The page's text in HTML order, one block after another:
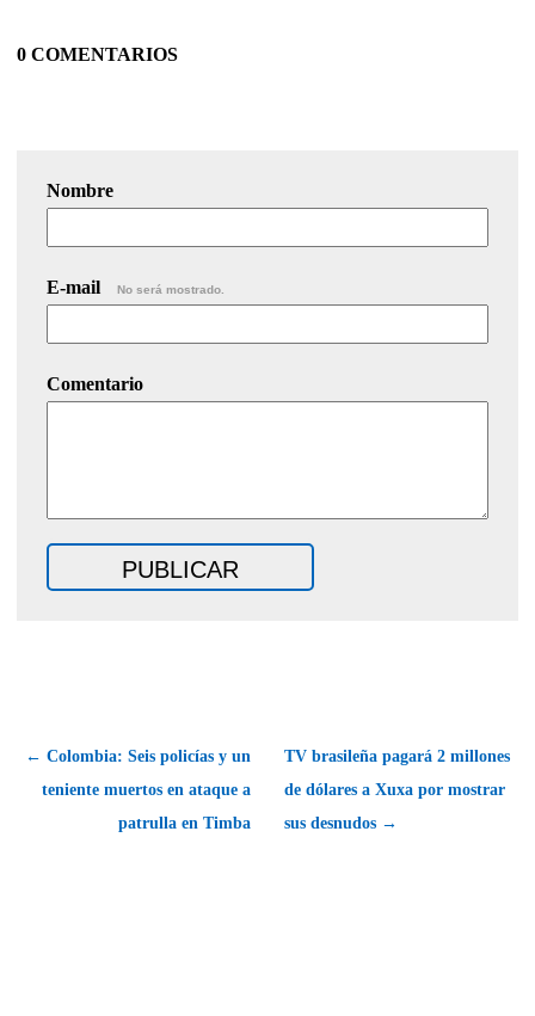
0 COMENTARIOS
Nombre
E-mail No será mostrado.
Comentario
← Colombia: Seis policías y un
teniente muertos en ataque a
patrulla en Timba
TV brasileña pagará 2 millones
de dólares a Xuxa por mostrar
sus desnudos →